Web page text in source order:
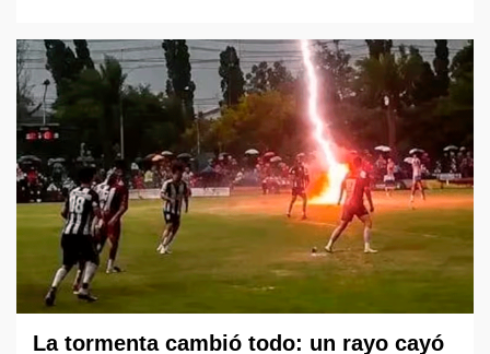
La tormenta cambió todo: un rayo cayó